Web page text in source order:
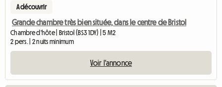
A découvrir
Grande chambre très bien située, dans le centre de Bristol
Chambre d'hôte | Bristol (BS3 1DY) | 5 M2
2 pers. | 2 nuits minimum
Voir l'annonce